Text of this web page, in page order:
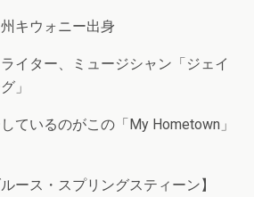
キウォニー出身
イター、ミュージシャン「ジェイ
」
ているのがこの「My Hometown」
ース・スプリングスティーン】